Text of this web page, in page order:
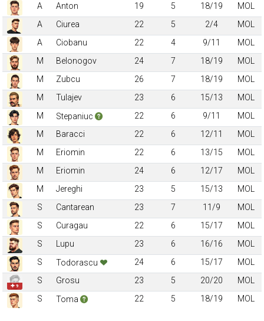
A
Anton 19 5 18/19
MOL
A
Ciurea 22 5 2/4
MOL
A
Ciobanu 22 4 9/11
MOL
M
Belonogov 24 7 18/19
MOL
M
Zubcu 26 7 18/19
MOL
M
Tulajev 23 6 15/13
MOL
M
Stepaniuc 22 6 9/11
MOL
M
Baracci 22 6 12/11
MOL
M
Eriomin 22 6 13/15
MOL
M
Eriomin 24 6 12/17
MOL
M
Jereghi 23 5 15/13
MOL
S
Cantarean 23 7 11/9
MOL
S
Curagau 22 6 15/17
MOL
S
Lupu 23 6 16/16
MOL
S
Todorascu 24 6 15/17 MOL
✚ 9
S Grosu 23 5 20/20
MOL
S
Toma 22 5 18/19 MOL